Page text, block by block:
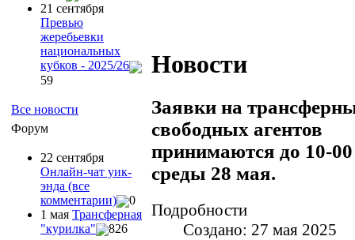
21 сентября
Превью
жеребьевки
национальных
кубков - 2025/26
59
Все новости
Форум
22 сентября
Онлайн-чат уик-
энда (все
комментарии)
0
1 мая Трансферная
"курилка"
826
Новости
Заявки на
свободных агентов
принимаются до 10-
среды 28 мая.
Подробности
Создано: 27 мая 2025